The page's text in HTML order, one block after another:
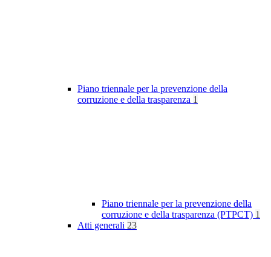
Piano triennale per la prevenzione della
corruzione e della trasparenza 1
Piano triennale per la prevenzione della
corruzione e della trasparenza (PTPCT) 1
Atti generali 23